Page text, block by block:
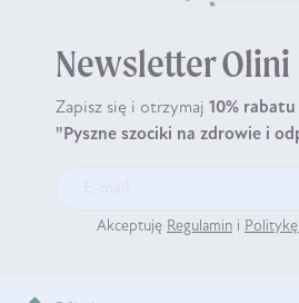
Newsletter Olini
Zapisz się i otrzymaj 10% rabatu
"Pyszne szociki na zdrowie i
Akceptuję Regulamin i